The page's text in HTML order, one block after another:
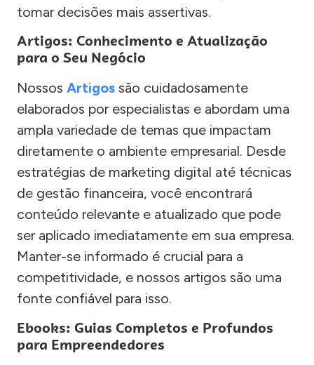
tomar decisões mais assertivas.
Artigos: Conhecimento e Atualização
para o Seu Negócio
Nossos Artigos são cuidadosamente
elaborados por especialistas e abordam uma
ampla variedade de temas que impactam
diretamente o ambiente empresarial. Desde
estratégias de marketing digital até técnicas
de gestão financeira, você encontrará
conteúdo relevante e atualizado que pode
ser aplicado imediatamente em sua empresa.
Manter-se informado é crucial para a
competitividade, e nossos artigos são uma
fonte confiável para isso.
Ebooks: Guias Completos e Profundos
para Empreendedores